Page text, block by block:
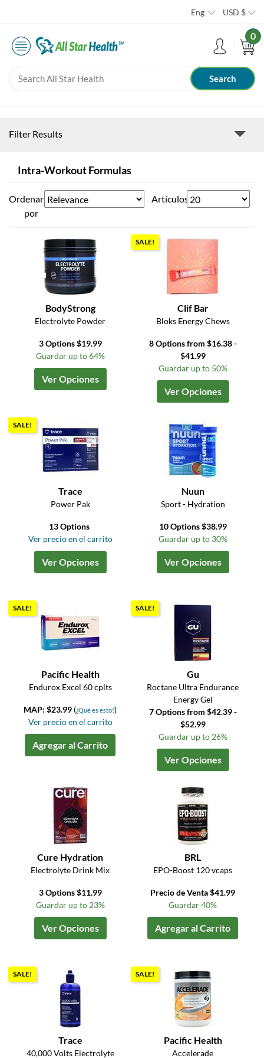
Eng USD $
0
Filter Results
Intra-Workout Formulas
Ordenar
por
Artículos
BodyStrong
Electrolyte Powder
3 Options $19.99
Guardar up to 64%
Ver Opciones
SALE!
Clif Bar
Bloks Energy Chews
8 Options from $16.38 -
$41.99
Guardar up to 50%
Ver Opciones
SALE!
Trace
Power Pak
13 Options
Ver precio en el carrito
Ver Opciones
Nuun
Sport - Hydration
10 Options $38.99
Guardar up to 30%
Ver Opciones
SALE!
Pacific Health
Endurox Excel 60 cplts
MAP: $23.99 (¿Qué es esto?)
Ver precio en el carrito
Agregar al Carrito
SALE!
Gu
Roctane Ultra Endurance
Energy Gel
7 Options from $42.39 -
$52.99
Guardar up to 26%
Ver Opciones
Cure Hydration
Electrolyte Drink Mix
3 Options $11.99
Guardar up to 23%
Ver Opciones
BRL
EPO-Boost 120 vcaps
Precio de Venta $41.99
Guardar 40%
Agregar al Carrito
SALE!
Trace
40,000 Volts Electrolyte
SALE!
Pacific Health
Accelerade